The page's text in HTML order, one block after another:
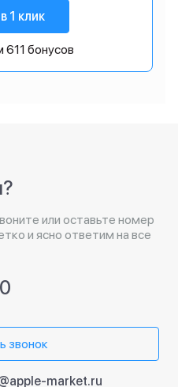
1 клик
611 бонусов
или оставьте номер
и ясно ответим на все
звонок
market.ru